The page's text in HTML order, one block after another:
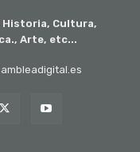
Cultura,
Arte, etc...